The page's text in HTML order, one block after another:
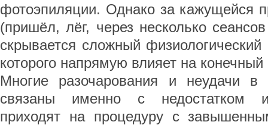
фотоэпиляции. Однако за кажущейся
(пришёл, лёг, через несколько
скрывается сложный
которого напрямую влияет на конечный
Многие разочарования и неудачи в
связаны именно с недостатком
приходят на процедуру с